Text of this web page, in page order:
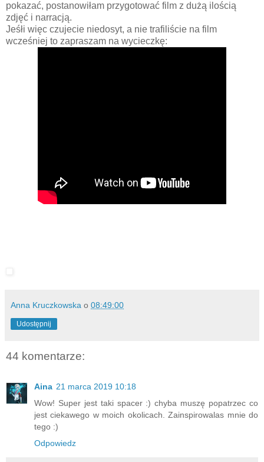
pokazać, postanowiłam przygotować film z dużą ilością
zdjęć i narracją.
Jeśłi więc czujecie niedosyt, a nie trafiliście na film
wcześniej to zapraszam na wycieczkę:
Anna Kruczkowska o 08:49:00
Udostępnij
44 komentarze:
Aina 21 marca 2019 10:18
Wow! Super jest taki spacer :) chyba muszę popatrzec co
jest ciekawego w moich okolicach. Zainspirowalas mnie do
tego :)
Odpowiedz